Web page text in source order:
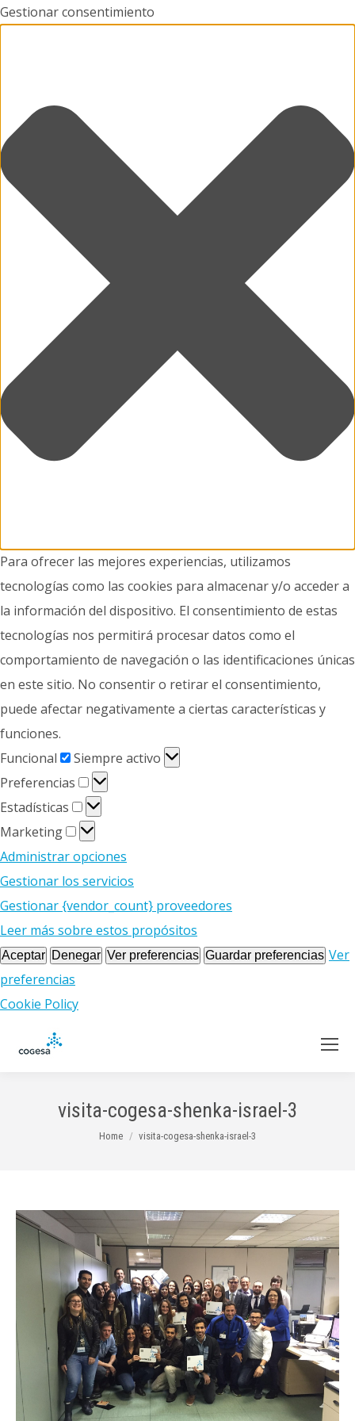
Gestionar consentimiento
Para ofrecer las mejores experiencias, utilizamos
tecnologías como las cookies para almacenar y/o acceder a
la información del dispositivo. El consentimiento de estas
tecnologías nos permitirá procesar datos como el
comportamiento de navegación o las identificaciones únicas
en este sitio. No consentir o retirar el consentimiento,
puede afectar negativamente a ciertas características y
funciones.
Funcional
Funcional
Siempre activo
Preferencias
Preferencias
Estadísticas
Estadísticas
Marketing
Marketing
Administrar opciones
Gestionar los servicios
Gestionar {vendor_count} proveedores
Leer más sobre estos propósitos
Aceptar Denegar Ver preferencias Guardar preferencias Ver
preferencias
Cookie Policy
visita-cogesa-shenka-israel-3
You are here:
Home visita-cogesa-shenka-israel-3